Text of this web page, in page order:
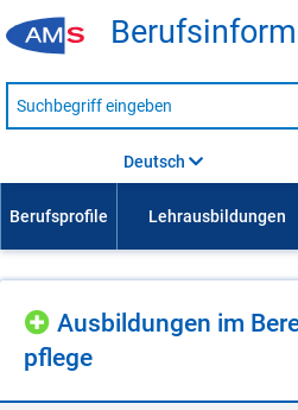
Suche
nach
Deutsch
Aus­bil­dun­gen im
pfle­ge